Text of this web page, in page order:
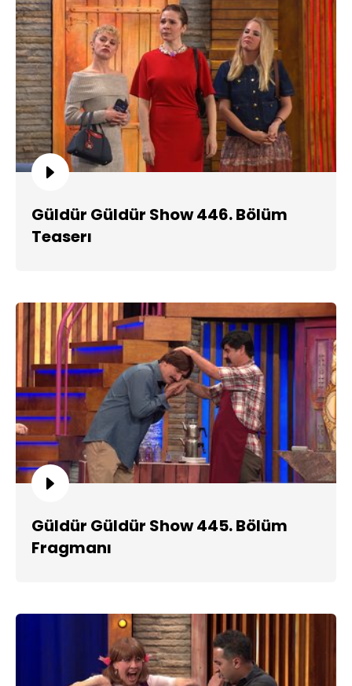
Güldür Güldür Show 446. Bölüm
Teaserı
Güldür Güldür Show 445. Bölüm
Fragmanı